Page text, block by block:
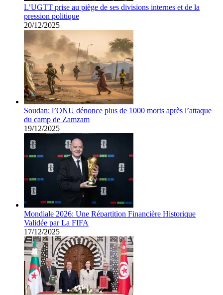
L’UGTT prise au piège de ses divisions internes et de la
pression politique
20/12/2025
Soudan: l’ONU dénonce plus de 1000 morts après l’attaque
du camp de Zamzam
19/12/2025
Mondiale 2026: Une Répartition Financière Historique
Validée par La FIFA
17/12/2025